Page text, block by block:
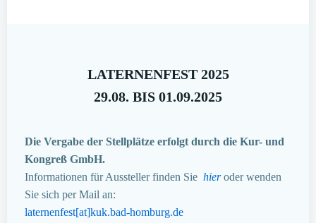
LATERNENFEST 2025
29.08. BIS 01.09.2025
Die Vergabe der Stellplätze erfolgt durch die Kur- und
Kongreß GmbH.
Informationen für Aussteller finden Sie hieroder wenden
Sie sich per Mail an:
laternenfest[at]kuk.bad-homburg.de